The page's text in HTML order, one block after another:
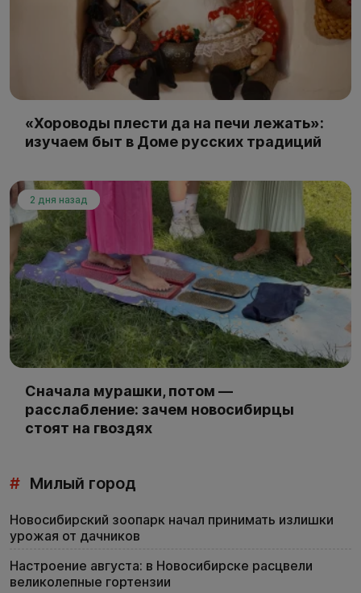
«Хороводы плести да на печи лежать»:
изучаем быт в Доме русских традиций
2 дня назад
Сначала мурашки, потом —
расслабление: зачем новосибирцы
стоят на гвоздях
# Милый город
Новосибирский зоопарк начал принимать излишки
урожая от дачников
Настроение августа: в Новосибирске расцвели
великолепные гортензии